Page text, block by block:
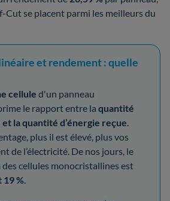
Cut se placent parmi les meilleurs du
et rendement : quelle
cellule d'un panneau
le rapport entre la quantité
la quantité d’énergie reçue
plus il est élevé, plus vos
de l’électricité. De nos jours, le
des cellules monocristallines est
19 %